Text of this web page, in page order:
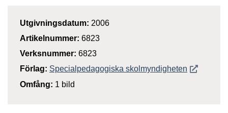
Utgivningsdatum: 2006
Artikelnummer: 6823
Verksnummer: 6823
Förlag: Specialpedagogiska skolmyndigheten Öppnas i
Omfång: 1 bild